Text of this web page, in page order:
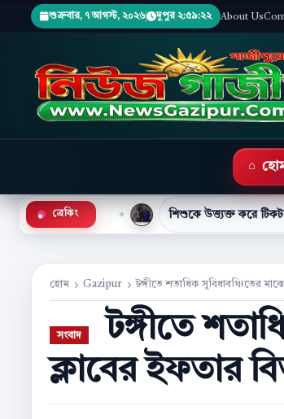
শুক্রবার, ৭ আগস্ট, ২০২৬ দুপুর ২:৫৯:২৩ About Us
● ব্রেকিং শিশুকে উত্ত্যক্ত করে টিকটকে ভিডিও পোস্ট,
হোম Gazipur টঙ্গীতে শতাধিক সুবিধাবঞ্চিতের
টঙ্গীতে
ক্লাবের ইফতার